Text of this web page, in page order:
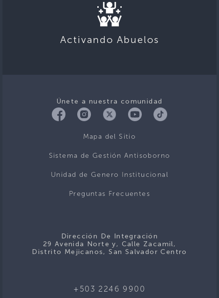
Activando Abuelos
Únete a nuestra comunidad
Mapa del Sitio
Sistema de Gestión Antisoborno
Unidad de Genero Institucional
Preguntas Frecuentes
Dirección De Integración
29 Avenida Norte y, Calle Zacamil,
Distrito Mejicanos, San Salvador Centro
+503 2246 9900